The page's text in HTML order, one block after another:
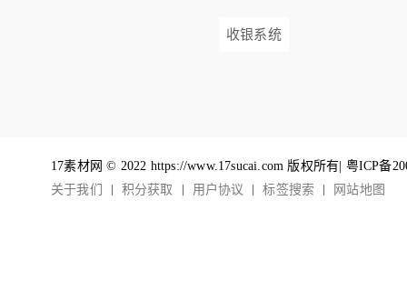
收银系统
17素材网 © 2022 https://www.17sucai.com 版权所有| 粤ICP备
关于我们
积分获取 用户协议 标签搜索 网站地图